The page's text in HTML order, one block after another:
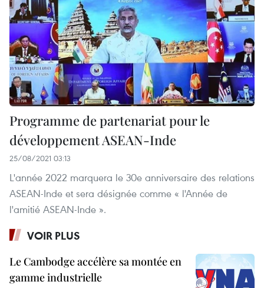
Programme de partenariat pour le
développement ASEAN-Inde
25/08/2021 03:13
L'année 2022 marquera le 30e anniversaire des relations
ASEAN-Inde et sera désignée comme « l'Année de
l'amitié ASEAN-Inde ».
VOIR PLUS
Le Cambodge accélère sa montée en
gamme industrielle